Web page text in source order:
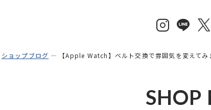
ショップブログ 【Apple Watch】ベルト交換で雰囲気を変えてみ
SHOP